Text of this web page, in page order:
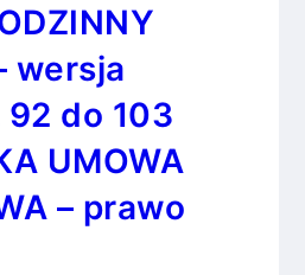
wersja
do 103
UMOWA
– prawo